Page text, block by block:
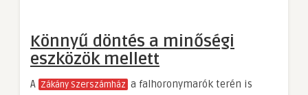
Könnyű döntés a minőségi
eszközök mellett
A Zákány Szerszámház a falhoronymarók terén is